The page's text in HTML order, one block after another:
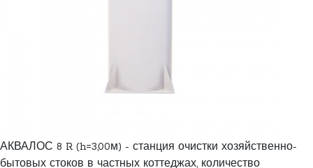
АКВАЛОС 8 R (h=3,00м) - станция очистки хозяйственно-
бытовых стоков в частных коттеджах, количество